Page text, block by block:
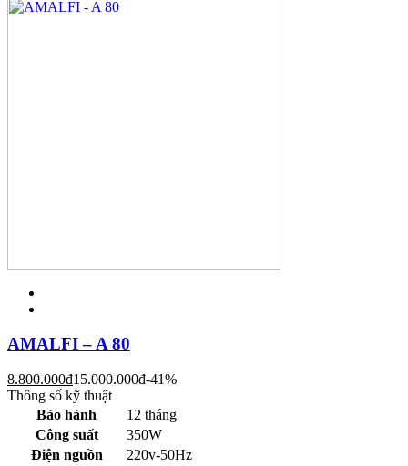
AMALFI – A 80
8.800.000đ15.000.000đ-41%
Thông số kỹ thuật
Bảo hành
12 tháng
Công suất
350W
Điện nguồn
220v-50Hz